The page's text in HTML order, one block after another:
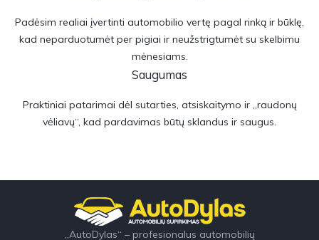
Padėsim realiai įvertinti automobilio vertę pagal rinką ir būklę,
kad neparduotumėt per pigiai ir neužstrigtumėt su skelbimu
mėnesiams.
Saugumas
Praktiniai patarimai dėl sutarties, atsiskaitymo ir „raudonų
vėliavų“, kad pardavimas būtų sklandus ir saugus.
„AutoDylas“ – profesionalus automobilių